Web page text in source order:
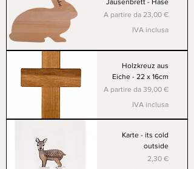
Jausenbrett - Hase
A partire da 23,00 €
Prezzo scontato
IVA inclusa
Holzkreuz aus
Eiche - 22 x 16cm
A partire da 39,00 €
Prezzo scontato
IVA inclusa
Karte - its cold
outside
Prezzo
2,30 €